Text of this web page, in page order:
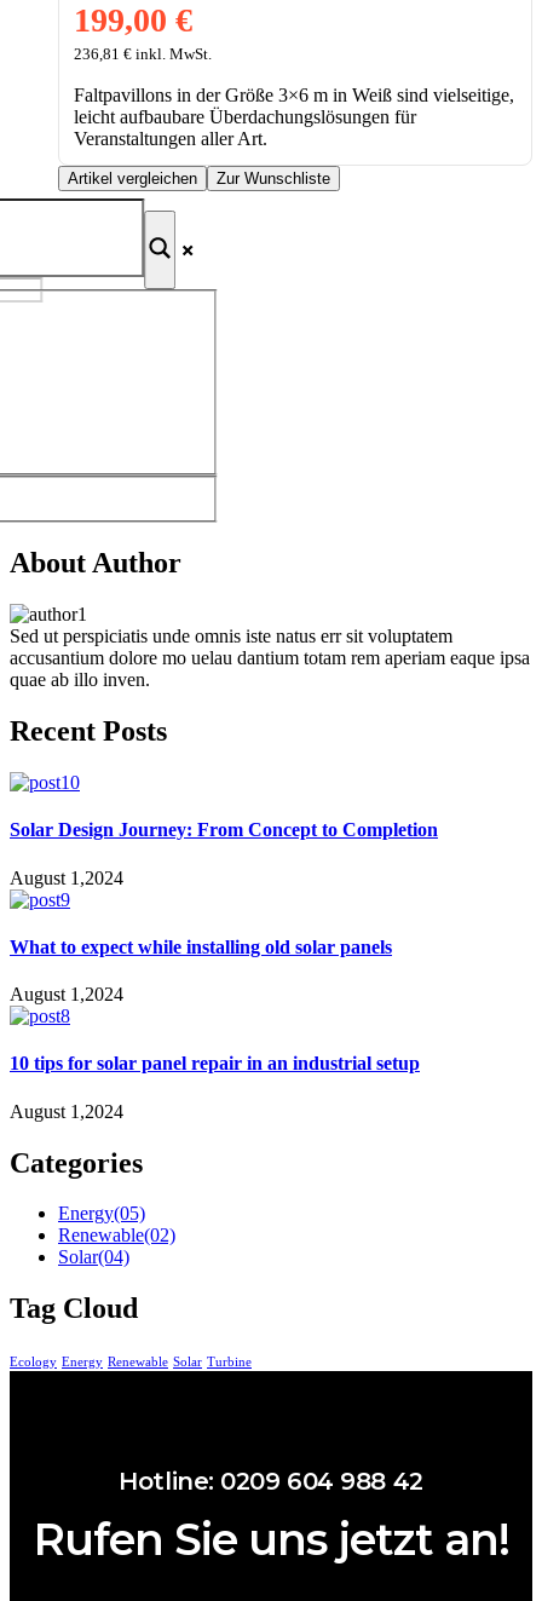
199,00 €
236,81 € inkl. MwSt.
Faltpavillons in der Größe 3×6 m in Weiß sind vielseitige,
leicht aufbaubare Überdachungslösungen für
Veranstaltungen aller Art.
Artikel vergleichen Zur Wunschliste
About Author
Sed ut perspiciatis unde omnis iste natus err sit voluptatem
accusantium dolore mo uelau dantium totam rem aperiam eaque ipsa
quae ab illo inven.
Recent Posts
Solar Design Journey: From Concept to Completion
August 1,2024
What to expect while installing old solar panels
August 1,2024
10 tips for solar panel repair in an industrial setup
August 1,2024
Categories
Energy(05)
Renewable(02)
Solar(04)
Tag Cloud
Ecology Energy Renewable Solar Turbine
Hotline: 0209 604 988 42
Rufen Sie uns jetzt an!